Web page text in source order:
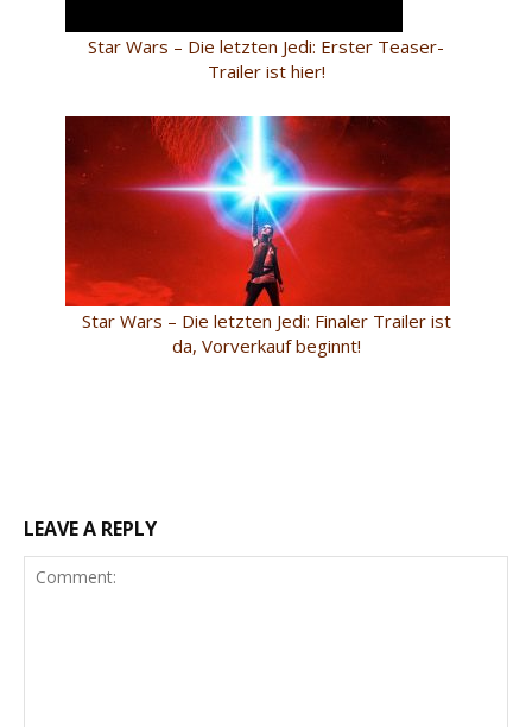
Star Wars – Die letzten Jedi: Erster Teaser-
Trailer ist hier!
Star Wars – Die letzten Jedi: Finaler Trailer ist
da, Vorverkauf beginnt!
LEAVE A REPLY